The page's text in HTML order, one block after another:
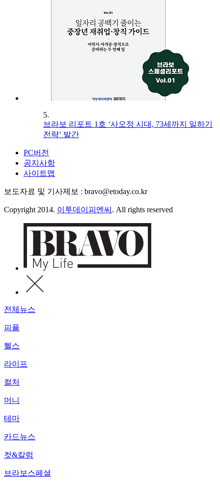
5.
브라보 리포트 1호 ‘사오정 시대, 73세까지 일하기
전략’ 발간
PC버전
공지사항
사이트맵
보도자료 및 기사제보 : bravo@etoday.co.kr
Copyright 2014. 이투데이피엔씨 . All rights reserved
전체뉴스
피플
헬스
라이프
컬처
머니
테마
카드뉴스
컷&칼럼
브라보스페셜